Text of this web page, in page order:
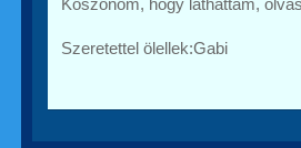
Köszönöm, hogy láthattam,
Szeretettel ölellek:Gabi